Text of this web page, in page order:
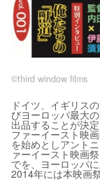
©third window films
ドイツ、イギリス
びヨーロッパ最大
出品することが決
ファーイースト映
を始めとしアント
ァーイースト映画
でを、ヨーロッパ
2014年には本映画